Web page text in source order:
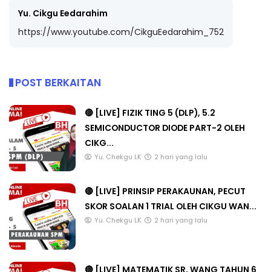
Yu. Cikgu Eedarahim
https://www.youtube.com/CikguEedarahim_752
POST BERKAITAN
🔴 [LIVE] FIZIK TING 5 (DLP), 5.2
SEMICONDUCTOR DIODE PART-2 OLEH
CIKG...
Yu. Chekgu LK 2 hari yang lalu
🔴 [LIVE] PRINSIP PERAKAUNAN, PECUT
SKOR SOALAN 1 TRIAL OLEH CIKGU WAN...
Yu. Chekgu LK 2 hari yang lalu